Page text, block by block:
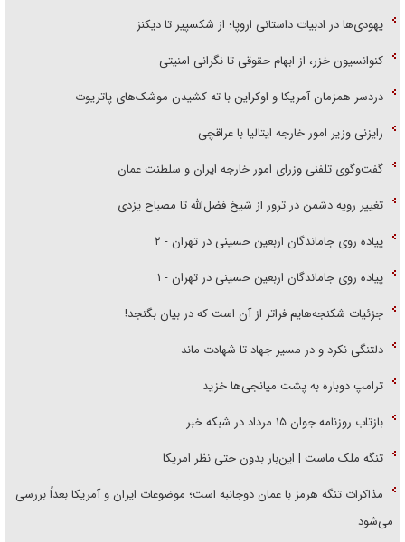
یهودی‌ها در ادبیات داستانی اروپا؛ از شکسپیر تا دیکنز
کنوانسیون خزر، از ابهام حقوقی تا نگرانی امنیتی
دردسر همزمان آمریکا و اوکراین با ته کشیدن موشک‌های پاتریوت
رایزنی وزیر امور خارجه ایتالیا با عراقچی
گفت‌وگوی تلفنی وزرای امور خارجه ایران و سلطنت عمان
تغییر رویه دشمن در ترور از شیخ فضل‌الله تا مصباح یزدی
پیاده روی جاماندگان اربعین حسینی در تهران - ۲
پیاده روی جاماندگان اربعین حسینی در تهران - ۱
جزئیات شکنجه‌هایم فراتر از آن است که در بیان بگنجد!
دلتنگی نکرد و در مسیر جهاد تا شهادت ماند
ترامپ دوباره به پشت میانجی‌ها خزید
بازتاب روزنامه جوان ۱۵ مرداد در شبکه خبر
تنگه ملک ماست | این‌بار بدون حتی نظر امریکا
مذاکرات تنگه هرمز با عمان دوجانبه است؛ موضوعات ایران و آمریکا بعداً بررسی
می‌شود